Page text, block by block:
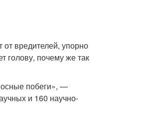
вредителей, упорно
голову, почему же так
побеги», —
и 160 научно-